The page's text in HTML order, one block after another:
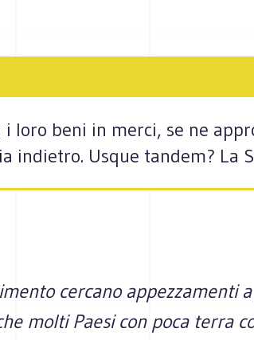
loro beni in merci, se ne
indietro. Usque tandem? La
cercano appezzamenti
molti Paesi con poca terra